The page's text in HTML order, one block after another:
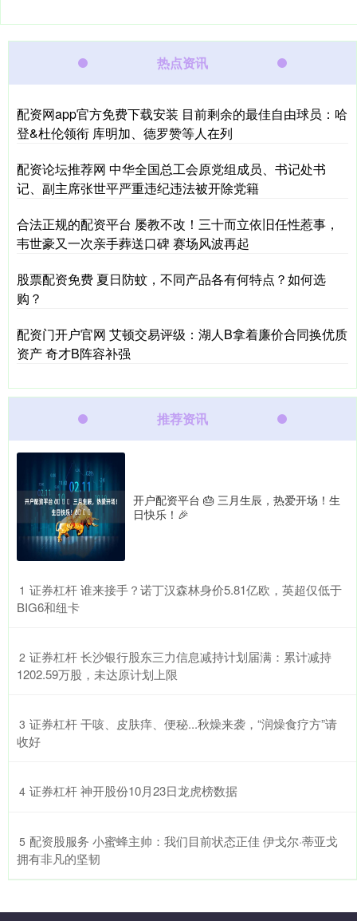
热点资讯
配资网app官方免费下载安装 目前剩余的最佳自由球员：哈
登&杜伦领衔 库明加、德罗赞等人在列
配资论坛推荐网 中华全国总工会原党组成员、书记处书
记、副主席张世平严重违纪违法被开除党籍
合法正规的配资平台 屡教不改！三十而立依旧任性惹事，
韦世豪又一次亲手葬送口碑 赛场风波再起
股票配资免费 夏日防蚊，不同产品各有何特点？如何选
购？
配资门开户官网 艾顿交易评级：湖人B拿着廉价合同换优质
资产 奇才B阵容补强
推荐资讯
开户配资平台 🎂 三月生辰，热爱开场！生
日快乐！🎉
1 ​证券杠杆 谁来接手？诺丁汉森林身价5.81亿欧，英超仅低于
BIG6和纽卡
2 ​证券杠杆 长沙银行股东三力信息减持计划届满：累计减持
1202.59万股，未达原计划上限
3 ​证券杠杆 干咳、皮肤痒、便秘...秋燥来袭，“润燥食疗方”请
收好
4 ​证券杠杆 神开股份10月23日龙虎榜数据
5 ​配资股服务 小蜜蜂主帅：我们目前状态正佳 伊戈尔·蒂亚戈
拥有非凡的坚韧